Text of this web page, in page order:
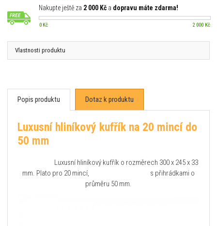
Nakupte ještě za 2 000 Kč a dopravu máte zdarma!
0 Kč 2 000 Kč
Vlastnosti produktu
Popis produktu Dotaz k produktu
Luxusní hliníkový kufřík na 20 mincí do
50 mm
Luxusní hliníkový kufřík o rozměrech 300 x 245 x 33
mm. Plato pro 20 mincí, s přihrádkami o
průměru 50 mm.